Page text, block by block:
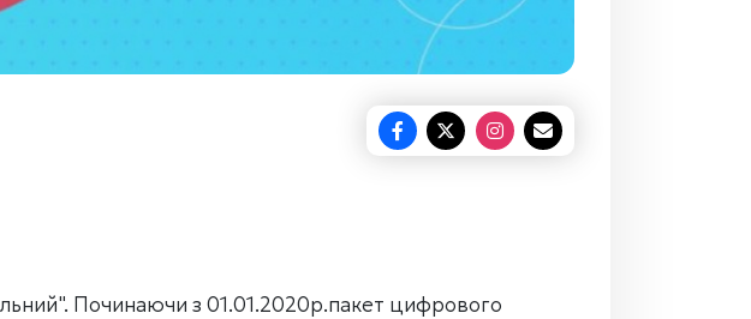
Починаючи з 01.01.2020р.пакет цифрового